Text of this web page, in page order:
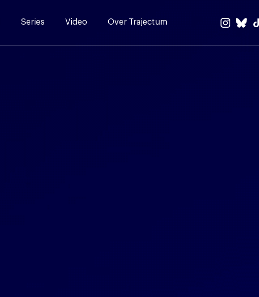
Series Video Over Trajectum